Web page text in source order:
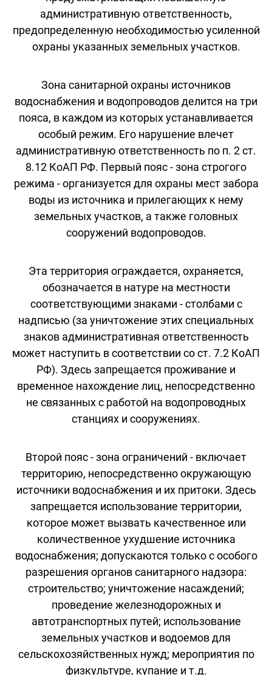
административную ответственность,
предопределенную необходимостью усиленной
охраны указанных земельных участков.
Зона санитарной охраны источников
водоснабжения и водопроводов делится на три
пояса, в каждом из которых устанавливается
особый режим. Его нарушение влечет
административную ответственность по п. 2 ст.
8.12 КоАП РФ. Первый пояс - зона строгого
режима - организуется для охраны мест забора
воды из источника и прилегающих к нему
земельных участков, а также головных
сооружений водопроводов.
Эта территория ограждается, охраняется,
обозначается в натуре на местности
соответствующими знаками - столбами с
надписью (за уничтожение этих специальных
знаков административная ответственность
может наступить в соответствии со ст. 7.2 КоАП
РФ). Здесь запрещается проживание и
временное нахождение лиц, непосредственно
не связанных с работой на водопроводных
станциях и сооружениях.
Второй пояс - зона ограничений - включает
территорию, непосредственно окружающую
источники водоснабжения и их притоки. Здесь
запрещается использование территории,
которое может вызвать качественное или
количественное ухудшение источника
водоснабжения; допускаются только с особого
разрешения органов санитарного надзора:
строительство; уничтожение насаждений;
проведение железнодорожных и
автотранспортных путей; использование
земельных участков и водоемов для
сельскохозяйственных нужд; мероприятия по
физкультуре, купание и т.д.